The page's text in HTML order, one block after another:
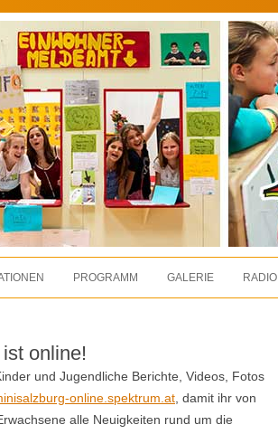
PROGRAMM GALERIE RADIO
online!
und Jugendliche Berichte, Videos, Fotos
online.spektrum.at , damit ihr von
alle Neuigkeiten rund um die